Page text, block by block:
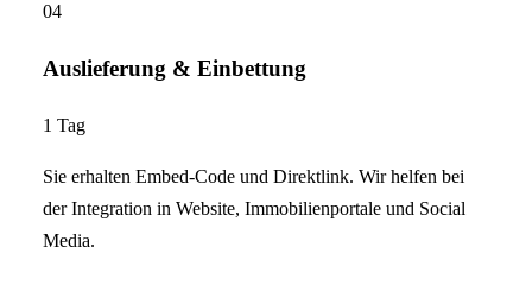
04
Auslieferung & Einbettung
1 Tag
Sie erhalten Embed-Code und Direktlink. Wir helfen bei
der Integration in Website, Immobilienportale und Social
Media.